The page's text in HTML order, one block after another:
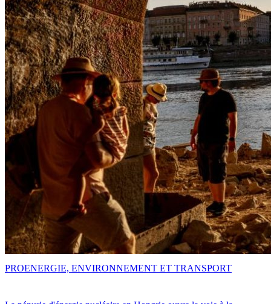
PROENERGIE, ENVIRONNEMENT ET TRANSPORT